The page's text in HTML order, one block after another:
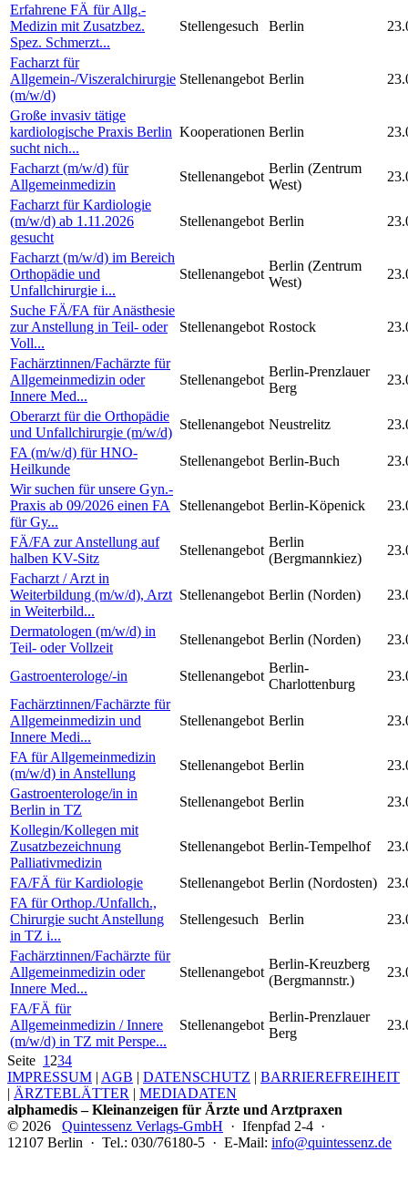
Erfahrene FÄ für Allg.-
Medizin mit Zusatzbez.
Spez. Schmerzt...
Stellengesuch Berlin
Facharzt für
Allgemein-/Viszeralchirurgie
(m/w/d)
Stellenangebot Berlin
Große invasiv tätige
kardiologische Praxis Berlin
sucht nich...
Kooperationen Berlin
Facharzt (m/w/d) für
Allgemeinmedizin
Stellenangebot
Berlin (Zentrum
West)
Facharzt für Kardiologie
(m/w/d) ab 1.11.2026
gesucht
Stellenangebot Berlin
Facharzt (m/w/d) im Bereich
Orthopädie und
Unfallchirurgie i...
Stellenangebot
Berlin (Zentrum
West)
Suche FÄ/FA für Anästhesie
zur Anstellung in Teil- oder
Voll...
Stellenangebot Rostock
Fachärztinnen/Fachärzte für
Allgemeinmedizin oder
Innere Med...
Stellenangebot
Berlin-Prenzlauer
Berg
Oberarzt für die Orthopädie
und Unfallchirurgie (m/w/d)
Stellenangebot Neustrelitz
FA (m/w/d) für HNO-
Heilkunde
Stellenangebot Berlin-Buch
Wir suchen für unsere Gyn.-
Praxis ab 09/2026 einen FA
für Gy...
Stellenangebot Berlin-Köpenick
FÄ/FA zur Anstellung auf
halben KV-Sitz
Stellenangebot
Berlin
(Bergmannkiez)
Facharzt / Arzt in
Weiterbildung (m/w/d), Arzt
in Weiterbild...
Stellenangebot Berlin (Norden)
Dermatologen (m/w/d) in
Teil- oder Vollzeit
Stellenangebot Berlin (Norden)
Gastroenterologe/-in Stellenangebot
Berlin-
Charlottenburg
Fachärztinnen/Fachärzte für
Allgemeinmedizin und
Innere Medi...
Stellenangebot Berlin
FA für Allgemeinmedizin
(m/w/d) in Anstellung
Stellenangebot Berlin
Gastroenterologe/in in
Berlin in TZ
Stellenangebot Berlin
Kollegin/Kollegen mit
Zusatzbezeichnung
Palliativmedizin
Stellenangebot Berlin-Tempelhof
FA/FÄ für Kardiologie Stellenangebot Berlin (Nordosten)
FA für Orthop./Unfallch.,
Chirurgie sucht Anstellung
in TZ i...
Stellengesuch Berlin
Fachärztinnen/Fachärzte für
Allgemeinmedizin oder
Innere Med...
Stellenangebot
Berlin-Kreuzberg
(Bergmannstr.)
FA/FÄ für
Allgemeinmedizin / Innere
(m/w/d) in TZ mit Perspe...
Stellenangebot
Berlin-Prenzlauer
Berg
Seite 1 234
IMPRESSUM | AGB | DATENSCHUTZ | BARRIEREFREIHEIT
| ÄRZTEBLÄTTER | MEDIADATEN
alphamedis – Kleinanzeigen für Ärzte und Arztpraxen
© 2026 Quintessenz Verlags-GmbH · Ifenpfad 2-4 ·
12107 Berlin · Tel.: 030/76180-5 · E-Mail: info@quintessenz.de